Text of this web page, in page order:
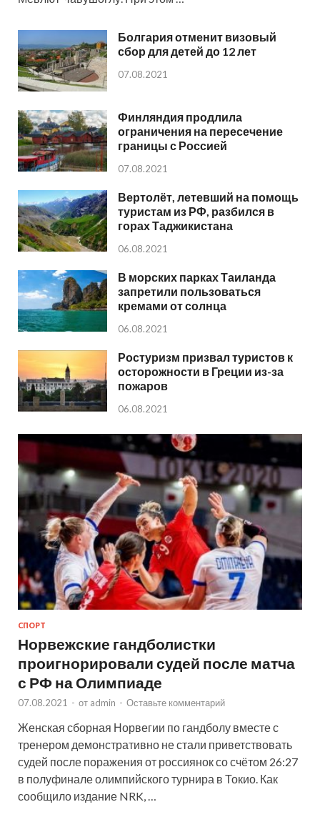
Болгария отменит визовый
сбор для детей до 12 лет
07.08.2021
Финляндия продлила
ограничения на пересечение
границы с Россией
07.08.2021
Вертолёт, летевший на помощь
туристам из РФ, разбился в
горах Таджикистана
06.08.2021
В морских парках Таиланда
запретили пользоваться
кремами от солнца
06.08.2021
Ростуризм призвал туристов к
осторожности в Греции из-за
пожаров
06.08.2021
СПОРТ
Норвежские гандболистки
проигнорировали судей после матча
с РФ на Олимпиаде
07.08.2021 - от admin - Оставьте комментарий
Женская сборная Норвегии по гандболу вместе с
тренером демонстративно не стали приветствовать
судей после поражения от россиянок со счётом 26:27
в полуфинале олимпийского турнира в Токио. Как
сообщило издание NRK, …